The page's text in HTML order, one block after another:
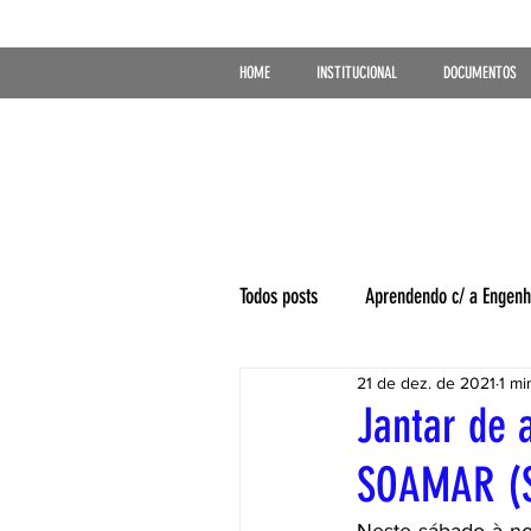
HOME INSTITUCIONAL DOCUMENTOS
Todos posts Aprendendo c/ a
Jantar de
SOAMAR
21 de dez. de 2021 1